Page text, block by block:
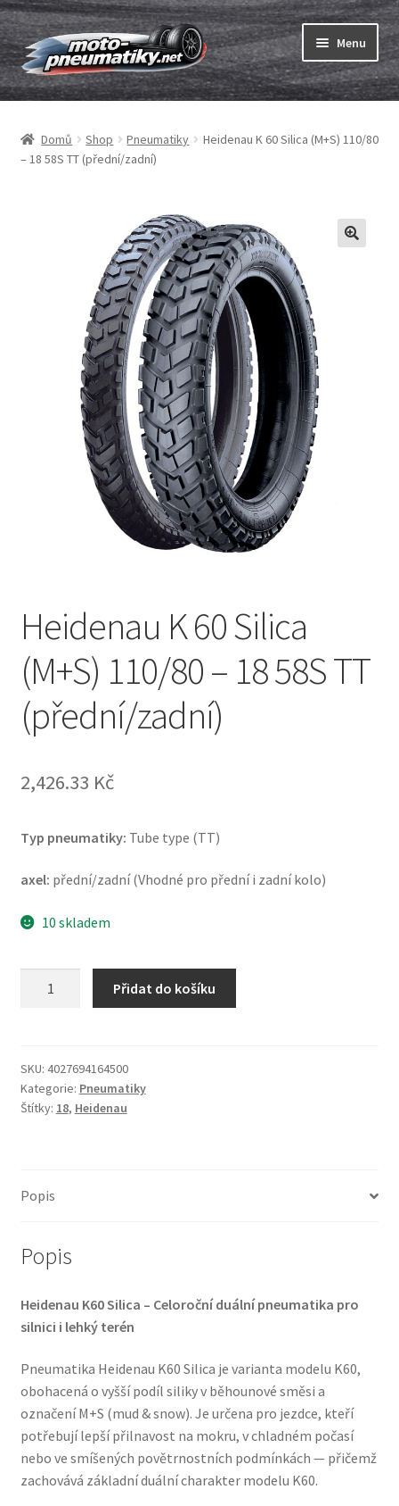
Přeskočit
na
navigaci
Přejít
k
obsahu
webu
Menu
Pneumatiky
Expand
menu
Duše & ráfkové pásky
Expand
menu
Domů Shop Pneumatiky
Heidenau K 60 Silica (M+S) 110/80
– 18 58S TT (přední/zadní)
Heidenau K 60 Silica
(M+S) 110/80 – 18 58S TT
(přední/zadní)
2,426.33 Kč
Typ pneumatiky: Tube type (TT)
axel: přední/zadní (Vhodné pro přední i zadní kolo)
10 skladem
(M+S)
110/80
-
(přední/zadní)
Přidat do košíku
SKU: 4027694164500
Kategorie: Pneumatiky
Štítky: 18, Heidenau
Popis
Popis
Heidenau K60 Silica – Celoroční duální pneumatika pro
silnici i lehký terén
Pneumatika Heidenau K60 Silica je varianta modelu K60,
obohacená o vyšší podíl siliky v běhounové směsi a
označení M+S (mud & snow). Je určena pro jezdce, kteří
potřebují lepší přilnavost na mokru, v chladném počasí
nebo ve smíšených povětrnostních podmínkách — přičemž
zachovává základní duální charakter modelu K60.